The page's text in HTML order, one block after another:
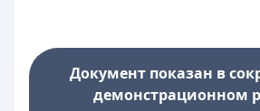
Документ показан в
демонстрационном